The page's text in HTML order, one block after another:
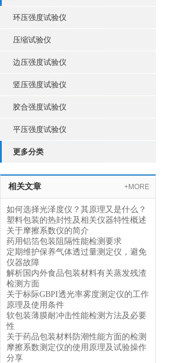
环压强度试验仪
压缩试验仪
边压强度试验仪
竖压强度试验仪
胶合强度试验仪
平压强度试验仪
更多分类
相关文章 +MORE
如何选择光泽度仪？其原理又是什么？
塑料包装的热封性及相关仪器特性概述
关于摩擦系数仪的简介
药用铝箔包装阻隔性能检测要求
定期维护保养气体透过量测定仪，避免
仪器故障
解析国内外食品包装材料有关蒸发残渣
检测方面
关于标际GBPI透光率雾度测定仪的工作
原理及使用条件
软包装薄膜耐冲击性能检测方法及必要
性
关于药品包装材料防潮性能方面的检测
摩擦系数测定仪的使用原理及试验操作
分享